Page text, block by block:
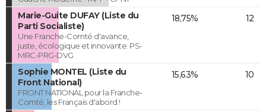
Marie-Guite DUFAY (Liste du
Parti Socialiste)
Une Franche-Comté d'avance,
juste, écologique et innovante. PS-
MRC-PRG-DVG
18,75% 12
Sophie MONTEL (Liste du
Front National)
FRONT NATIONAL pour la Franche-
Comté, les Français d'abord !
15,63% 10